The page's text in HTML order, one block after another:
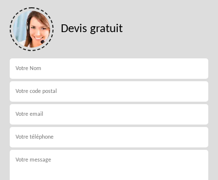
Devis gratuit